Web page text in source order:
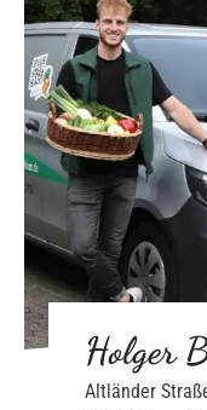
Holger
Altländer